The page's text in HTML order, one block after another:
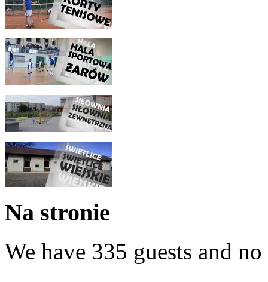
Na stronie
We have 335 guests and